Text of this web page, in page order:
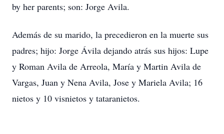
by her parents; son: Jorge Avila.
Además de su marido, la precedieron en la muerte sus
padres; hijo: Jorge Ávila dejando atrás sus hijos: Lupe
y Roman Avila de Arreola, María y Martin Avila de
Vargas, Juan y Nena Avila, Jose y Mariela Avila; 16
nietos y 10 visnietos y tataranietos.